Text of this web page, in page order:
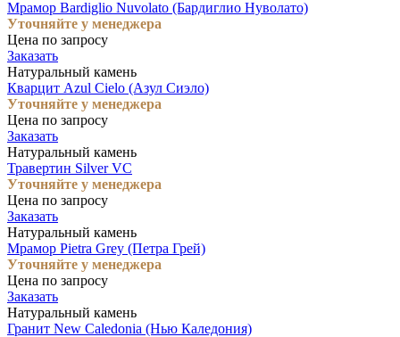
Мрамор Bardiglio Nuvolato (Бардиглио Нуволато)
Уточняйте у менеджера
Цена по запросу
Заказать
Натуральный камень
Кварцит Azul Cielo (Азул Сиэло)
Уточняйте у менеджера
Цена по запросу
Заказать
Натуральный камень
Травертин Silver VC
Уточняйте у менеджера
Цена по запросу
Заказать
Натуральный камень
Мрамор Pietra Grey (Петра Грей)
Уточняйте у менеджера
Цена по запросу
Заказать
Натуральный камень
Гранит New Caledonia (Нью Каледония)